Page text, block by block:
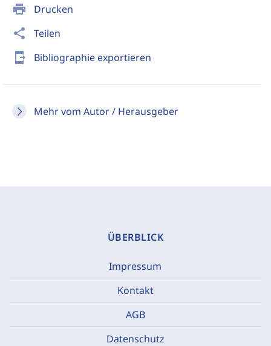
print Drucken
share Teilen
send_to_mobile Bibliographie exportieren
Mehr vom Autor / Herausgeber
ÜBERBLICK
Impressum
Kontakt
AGB
Datenschutz